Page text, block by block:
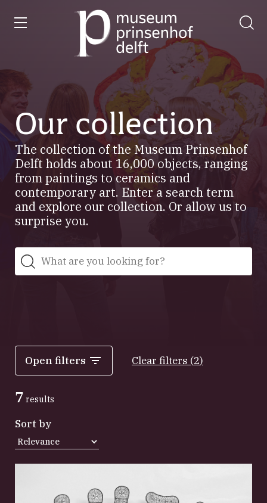
Go
our
home
Our collection
The collection of the Museum Prinsenhof
Delft holds about 16,000 objects, ranging
from paintings to ceramics and
contemporary art. Enter a search term
and explore our collection. Or allow us to
surprise you.
Search
Open filters Clear filters (2)
7 results
Sort by